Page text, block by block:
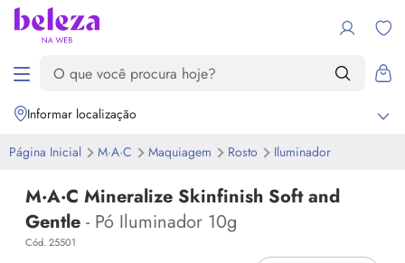
Informar localização
Página Inicial M·A·C Maquiagem Rosto Iluminador
M·A·C Mineralize Skinfinish Soft and
Gentle - Pó Iluminador 10g
Cód. 25501